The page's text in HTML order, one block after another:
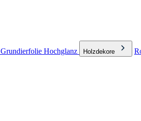
Grundierfolie Hochglanz Holzdekore